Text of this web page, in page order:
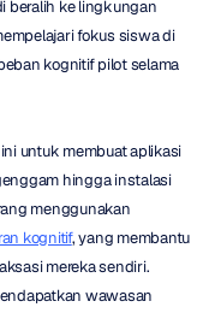
beralih ke lingkungan
fokus siswa di
kognitif pilot selama
untuk membuat aplikasi
hingga instalasi
menggunakan
kognitif, yang membantu
mereka sendiri.
wawasan